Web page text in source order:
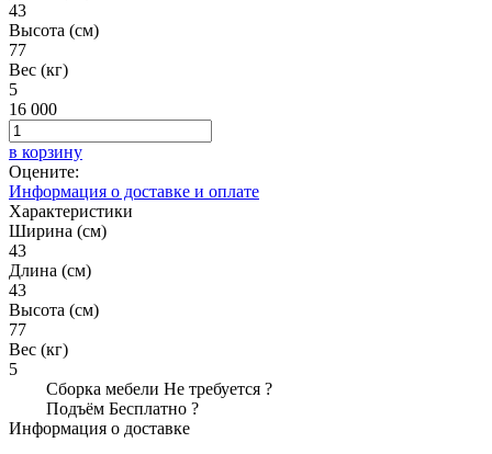
43
Высота (см)
77
Вес (кг)
5
16 000
в корзину
Оцените:
Информация о доставке и оплате
Характеристики
Ширина (см)
43
Длина (см)
43
Высота (см)
77
Вес (кг)
5
Сборка мебели Не требуется ?
Подъём Бесплатно ?
Информация о доставке